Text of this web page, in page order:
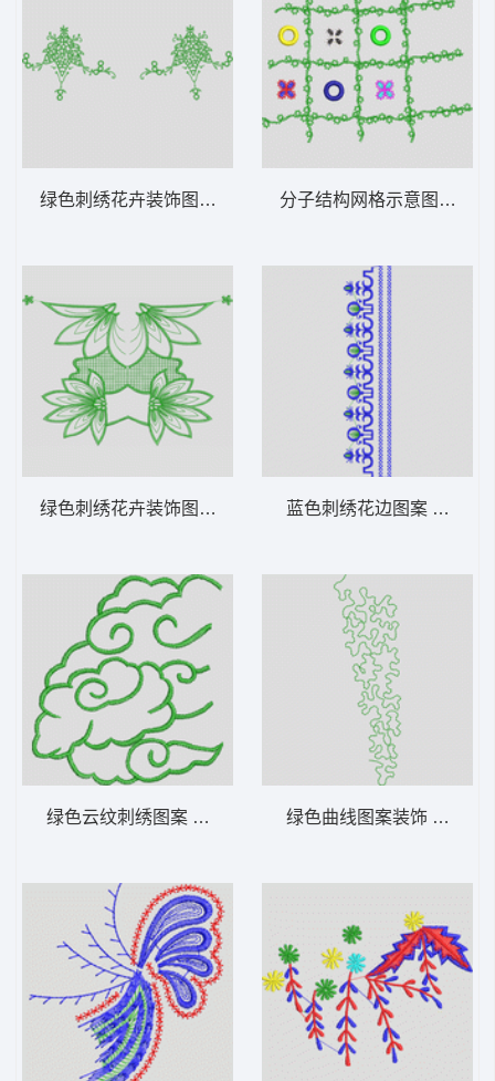
绿色刺绣花卉装饰图案 花型
绿色刺绣花卉装饰图案 花型
绿色云纹刺绣图案 花型
分子结构网格示意图 花型
蓝色刺绣花边图案 花型
绿色曲线图案装饰 花型